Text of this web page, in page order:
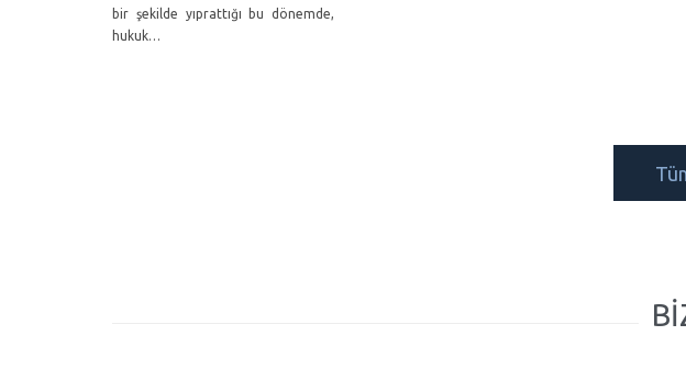
bir şekilde yıprattığı bu dönemde,
hukuk…